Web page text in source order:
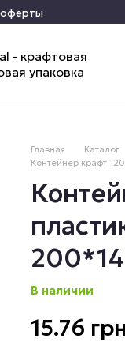
Главная Каталог
Контейнер крафт
В наличии
15.76